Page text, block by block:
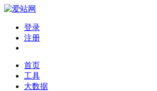
登录
注册
首页
工具
大数据